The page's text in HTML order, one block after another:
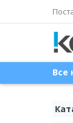
Все